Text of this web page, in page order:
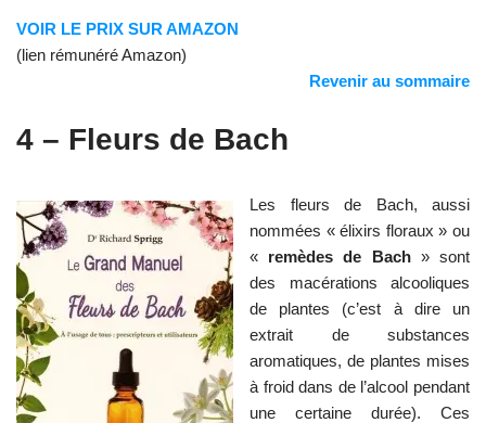
VOIR LE PRIX SUR AMAZON
(lien rémunéré Amazon)
Revenir au sommaire
4 – Fleurs de Bach
Les fleurs de Bach, aussi
nommées « élixirs floraux » ou
« remèdes de Bach» sont
des macérations alcooliques
de plantes (c’est à dire un
extrait de substances
aromatiques, de plantes mises
à froid dans de l’alcool pendant
une certaine durée). Ces